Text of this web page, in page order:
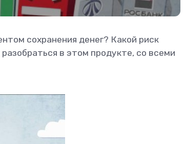
сохранения денег? Какой риск
в этом продукте, со всеми